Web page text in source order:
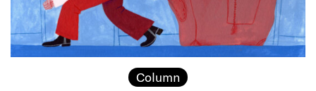
Column